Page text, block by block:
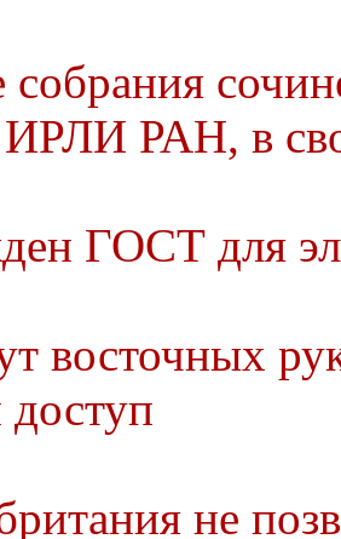
РАН, в
ГОСТ для
восточных
не